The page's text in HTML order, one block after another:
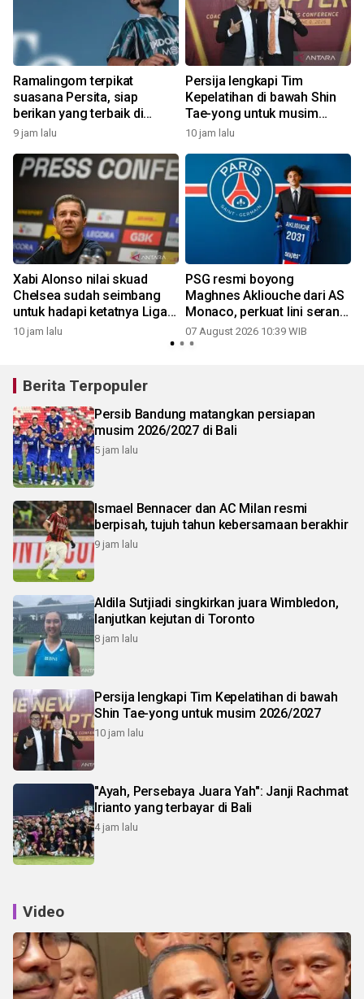
Ramalingom terpikat
suasana Persita, siap
berikan yang terbaik di
musim 2026/2027
9 jam lalu
Persija lengkapi Tim
Kepelatihan di bawah Shin
Tae-yong untuk musim
2026/2027
10 jam lalu
Xabi Alonso nilai skuad
Chelsea sudah seimbang
untuk hadapi ketatnya Liga
Inggris
10 jam lalu
PSG resmi boyong
Maghnes Akliouche dari AS
Monaco, perkuat lini serang
bertabur bintang
07 August 2026 10:39 WIB
Berita Terpopuler
Persib Bandung matangkan persiapan
musim 2026/2027 di Bali
5 jam lalu
Ismael Bennacer dan AC Milan resmi
berpisah, tujuh tahun kebersamaan berakhir
9 jam lalu
Aldila Sutjiadi singkirkan juara Wimbledon,
lanjutkan kejutan di Toronto
8 jam lalu
Persija lengkapi Tim Kepelatihan di bawah
Shin Tae-yong untuk musim 2026/2027
10 jam lalu
"Ayah, Persebaya Juara Yah": Janji Rachmat
Irianto yang terbayar di Bali
4 jam lalu
Video